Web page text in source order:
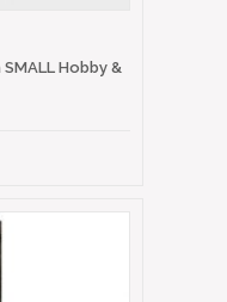
SMALL Hobby &